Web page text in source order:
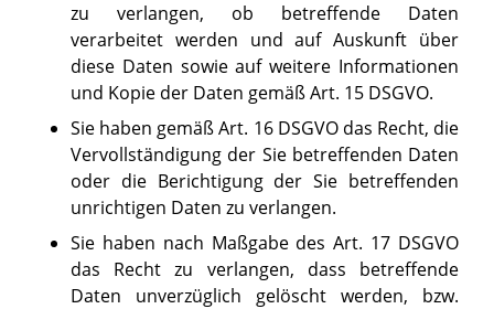
zu verlangen, ob betreffende Daten
verarbeitet werden und auf Auskunft über
diese Daten sowie auf weitere Informationen
und Kopie der Daten gemäß Art. 15 DSGVO.
Sie haben gemäß Art. 16 DSGVO das Recht, die
Vervollständigung der Sie betreffenden Daten
oder die Berichtigung der Sie betreffenden
unrichtigen Daten zu verlangen.
Sie haben nach Maßgabe des Art. 17 DSGVO
das Recht zu verlangen, dass betreffende
Daten unverzüglich gelöscht werden, bzw.